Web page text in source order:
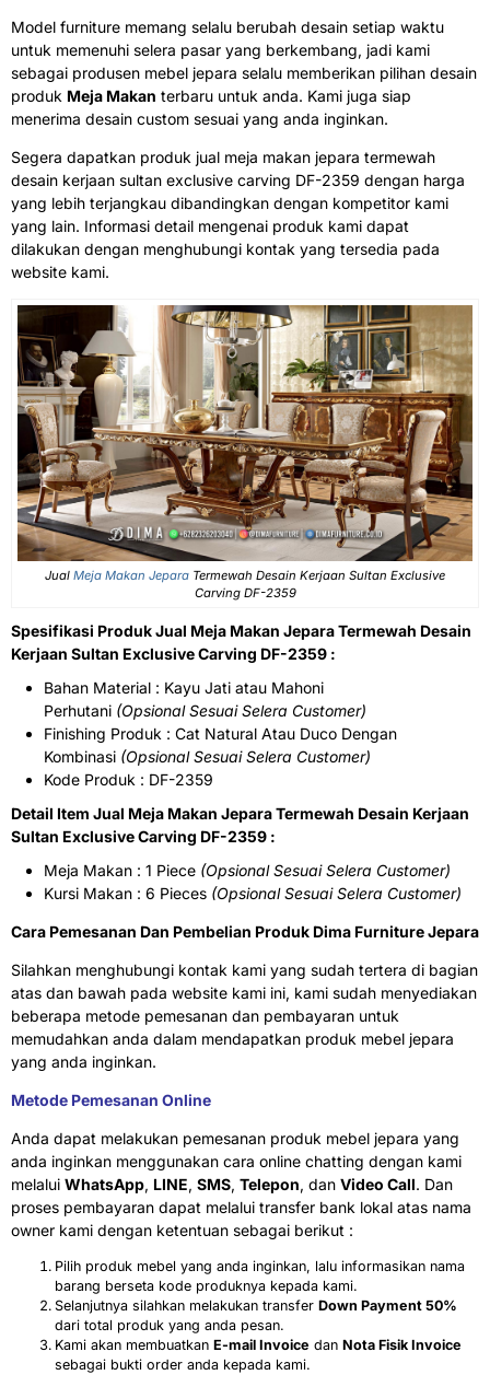
Model furniture memang selalu berubah desain setiap waktu
untuk memenuhi selera pasar yang berkembang, jadi kami
sebagai produsen mebel jepara selalu memberikan pilihan desain
produk Meja Makan terbaru untuk anda. Kami juga siap
menerima desain custom sesuai yang anda inginkan.
Segera dapatkan produk jual meja makan jepara termewah
desain kerjaan sultan exclusive carving DF-2359 dengan harga
yang lebih terjangkau dibandingkan dengan kompetitor kami
yang lain. Informasi detail mengenai produk kami dapat
dilakukan dengan menghubungi kontak yang tersedia pada
website kami.
Jual Meja Makan Jepara Termewah Desain Kerjaan Sultan Exclusive
Carving DF-2359
Spesifikasi Produk Jual Meja Makan Jepara Termewah Desain
Kerjaan Sultan Exclusive Carving DF-2359 :
Bahan Material : Kayu Jati atau Mahoni
Perhutani (Opsional Sesuai Selera Customer)
Finishing Produk : Cat Natural Atau Duco Dengan
Kombinasi (Opsional Sesuai Selera Customer)
Kode Produk : DF-2359
Detail Item Jual Meja Makan Jepara Termewah Desain Kerjaan
Sultan Exclusive Carving DF-2359 :
Meja Makan : 1 Piece (Opsional Sesuai Selera Customer)
Kursi Makan : 6 Pieces (Opsional Sesuai Selera Customer)
Cara Pemesanan Dan Pembelian Produk Dima Furniture Jepara
Silahkan menghubungi kontak kami yang sudah tertera di bagian
atas dan bawah pada website kami ini, kami sudah menyediakan
beberapa metode pemesanan dan pembayaran untuk
memudahkan anda dalam mendapatkan produk mebel jepara
yang anda inginkan.
Metode Pemesanan Online
Anda dapat melakukan pemesanan produk mebel jepara yang
anda inginkan menggunakan cara online chatting dengan kami
melalui WhatsApp, LINE, SMS, Telepon, dan Video Call. Dan
proses pembayaran dapat melalui transfer bank lokal atas nama
owner kami dengan ketentuan sebagai berikut :
Pilih produk mebel yang anda inginkan, lalu informasikan nama
barang berseta kode produknya kepada kami.
Selanjutnya silahkan melakukan transfer Down Payment 50%
dari total produk yang anda pesan.
Kami akan membuatkan E-mail Invoice dan Nota Fisik Invoice
sebagai bukti order anda kepada kami.